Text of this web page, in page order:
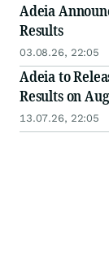
Adeia
Results
03.08.26, 22:05
Adeia to
Results on
13.07.26, 22:05